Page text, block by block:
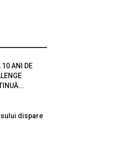
10 ANI DE
dispare